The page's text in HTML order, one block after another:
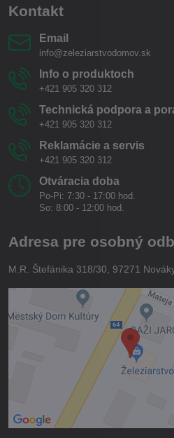
Kontakt
Email
info@zeleziarstvodomov.sk
Info o produktoch
+421 905 320 312
Technická podpora a
+421 905 320 312
Reklamácie a servis
+421 905 320 312
Otváracia doba
Po-Pi: 7:30 - 17:00 hod.
So: 8:00 - 12:00 hod.
Adresa pre osobný
M.R. Štefánika 318/30, 97271